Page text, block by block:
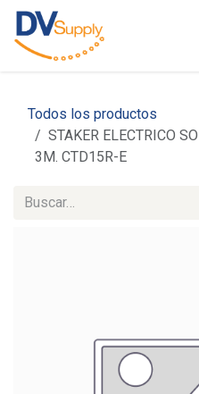
Ir al contenido
Todos los productos
STAKER ELECTRICO
3M. CTD15R-E